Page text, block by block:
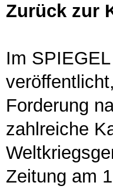
Zurück zur
Im
Forderung
zahlreiche
Zeitung am